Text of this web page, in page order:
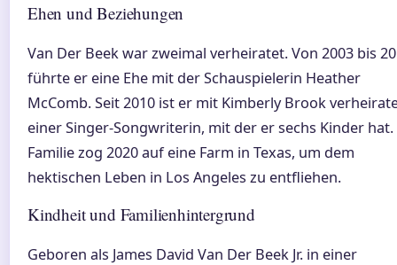
Ehen und Beziehungen
Van Der Beek war zweimal verheiratet. Von 2003 bis
führte er eine Ehe mit der Schauspielerin Heather
McComb. Seit 2010 ist er mit Kimberly Brook
einer Singer-Songwriterin, mit der er sechs Kinder hat.
Familie zog 2020 auf eine Farm in Texas, um dem
hektischen Leben in Los Angeles zu entfliehen.
Kindheit und Familienhintergrund
Geboren als James David Van Der Beek Jr. in einer